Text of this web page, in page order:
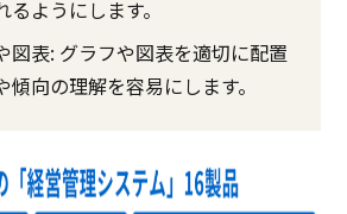
ようにします。
図表: グラフや図表を適切に配置
傾向の理解を容易にします。